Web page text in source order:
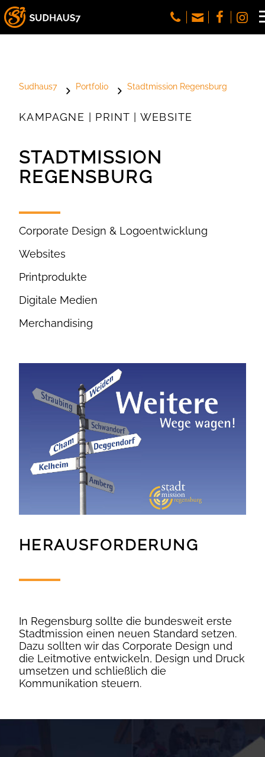
Sudhaus7 Portfolio Stadtmission Regensburg
KAMPAGNE | PRINT | WEBSITE
STADTMISSION
REGENSBURG
Corporate Design & Logoentwicklung
Websites
Printprodukte
Digitale Medien
Merchandising
HERAUSFORDERUNG
In Regensburg sollte die bundesweit erste
Stadtmission einen neuen Standard setzen.
Dazu sollten wir das Corporate Design und
die Leitmotive entwickeln, Design und Druck
umsetzen und schließlich die
Kommunikation steuern.